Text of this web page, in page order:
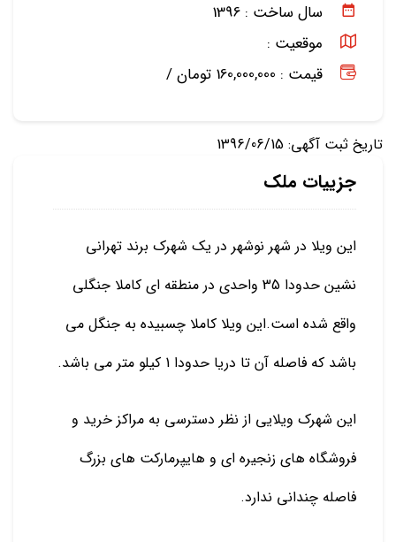
سال ساخت : 1396
موقعیت :
قیمت : 160,000,000 تومان /
تاریخ ثبت آگهی: 1396/06/15
جزییات ملک
این ویلا در شهر نوشهر در یک شهرک برند تهرانی
نشین حدودا 35 واحدی در منطقه ای کاملا جنگلی
واقع شده است.این ویلا کاملا چسبیده به جنگل می
باشد که فاصله آن تا دریا حدودا 1 کیلو متر می باشد.
این شهرک ویلایی از نظر دسترسی به مراکز خرید و
فروشگاه های زنجیره ای و هایپرمارکت های بزرگ
فاصله چندانی ندارد.